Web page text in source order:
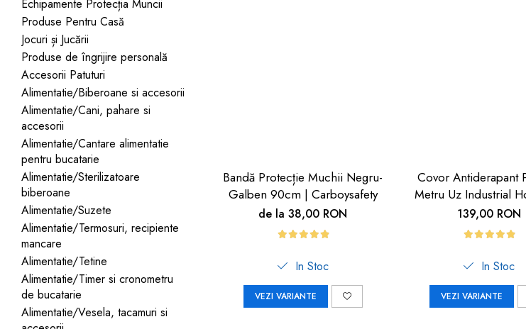
Produse de protecție
mobilier industrial
Bandă avertizare
Cărucioare copii
Accesorii Cărucioare
Set protecții copii
Scaune auto copii
Siguranță auto copii
Tapet protector perete
camera copiilor
Incălzitoare biberoane
copii
Termosuri, recipiente
mâncare pentru copii
Suzete bebe
Termometre copii
Căști antifonice copii și
Jocuri de familie sau grup
Masinute, avioane,
motociclete
Jocuri de pictura si desen
Jucarii muzicale
Jucării educative copii
Biciclete și Triciclete
Echipamente Protecția Muncii
Produse Pentru Casă
Jocuri și Jucării
Produse de îngrijire personală
Accesorii Patuturi
Alimentatie/Biberoane si accesorii
Alimentatie/Cani, pahare si
accesorii
Alimentatie/Cantare alimentatie
pentru bucatarie
Alimentatie/Sterilizatoare
biberoane
Alimentatie/Suzete
Alimentatie/Termosuri, recipiente
mancare
Alimentatie/Tetine
Alimentatie/Timer si cronometru
de bucatarie
Alimentatie/Vesela, tacamuri si
Bandă Protecție Muchii Negru-
Galben 90cm | Carboysafety
de la 38,00 RON
In Stoc
VEZI VARIANTE
Covor Antiderapant
Metru Uz Industrial
Carboysafety
139,00 RON
In Stoc
VEZI VARIANTE